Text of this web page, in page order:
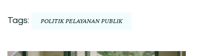
Tags: POLITIK PELAYANAN PUBLIK